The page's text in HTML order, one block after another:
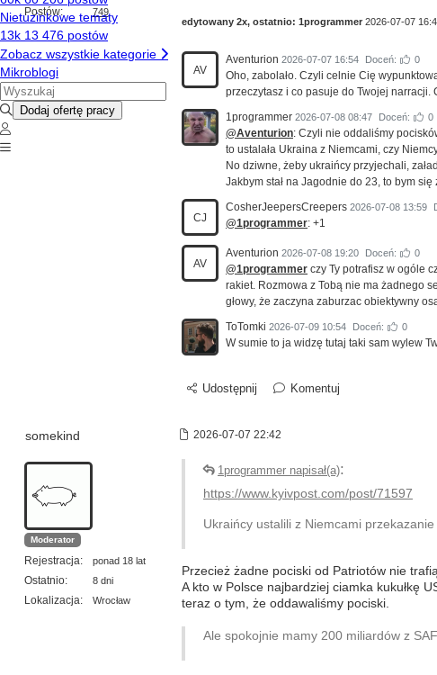
Postów: 749
edytowany 2x, ostatnio: 1programmer 2026-07-07
AV
Aventurion 2026-07-07 16:54 Doceń: 0
Oho, zabolało. Czyli celnie Cię
przeczytasz i co pasuje do Twojej narracji.
1programmer 2026-07-08 08:47 Doceń: 0
@Aventurion: Czyli nie oddaliśmy
to ustalała Ukraina z Niemcami, czy
No dziwne, żeby ukraińcy przyjechali,
Jakbym stał na Jagodnie do 23, to bym się
CJ
CosherJeepersCreepers 2026-07-08 13:59
@1programmer: +1
AV
Aventurion 2026-07-08 19:20 Doceń: 0
@1programmer czy Ty potrafisz w ogóle
rakiet. Rozmowa z Tobą nie ma żadnego
głowy, że zaczyna zaburzac obiektywny
ToTomki 2026-07-09 10:54 Doceń: 0
W sumie to ja widzę tutaj taki sam wylew
Udostępnij Komentuj
somekind 2026-07-07 22:42
Moderator
Rejestracja: ponad 18 lat
Ostatnio: 8 dni
Lokalizacja: Wrocław
1programmer napisał(a):
https://www.kyivpost.com/post/71597
Ukraińcy ustalili z Niemcami
Przecież żadne pociski od Patriotów nie
A kto w Polsce najbardziej ciamka kukułkę
teraz o tym, że oddawaliśmy pociski.
Ale spokojnie mamy 200 miliardów z